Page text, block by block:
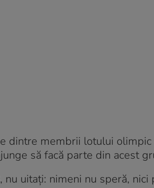
dintre membrii lotului
să facă parte din acest
nu uitați: nimeni nu speră,